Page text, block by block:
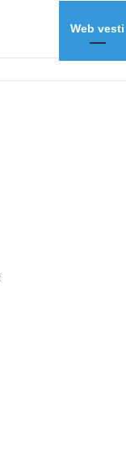
Web vesti